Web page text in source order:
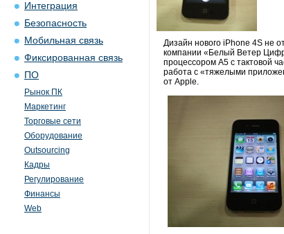
Интеграция
Безопасность
Мобильная связь
Фиксированная связь
ПО
Рынок ПК
Маркетинг
Торговые сети
Оборудование
Outsourcing
Кадры
Регулирование
Финансы
Web
Дизайн нового iPhone 4S не
компании «Белый Ветер
процессором А5 с тактовой
работа с «тяжелыми
от Apple.